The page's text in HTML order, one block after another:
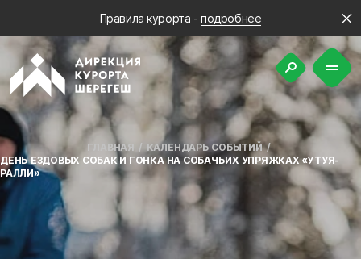
Правила курорта -подробнее
ГЛАВНАЯ
КАЛЕНДАРЬ СОБЫТИЙ
ДЕНЬ ЕЗДОВЫХ СОБАК И ГОНКА НА СОБАЧЬИХ УПРЯЖКАХ «УТУЯ-
РАЛЛИ»